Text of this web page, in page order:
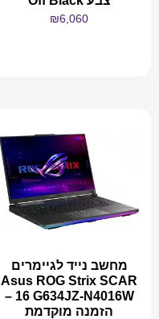
₪6,060
מחשב נייד לגיימרים
Asus ROG Strix SCAR
16 G634JZ-N4016W –
הזמנה מוקדמת